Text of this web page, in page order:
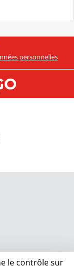
personnelles
le contrôle sur